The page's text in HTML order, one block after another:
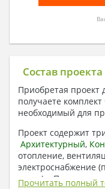
Состав проекта
Приобретая проект
получаете
необходимый для
Проект содержит
Архитектурный,
отопление,
электроснабжение
плату) +
Прочитать полный